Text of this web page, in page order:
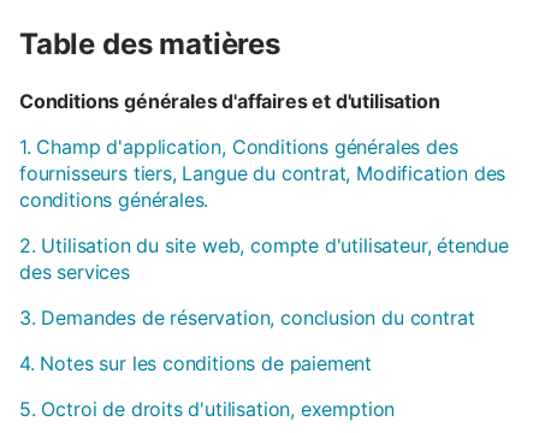
Table des matières
Conditions générales d'affaires et d'utilisation
1. Champ d'application, Conditions générales des
fournisseurs tiers, Langue du contrat, Modification des
conditions générales.
2. Utilisation du site web, compte d'utilisateur, étendue
des services
3. Demandes de réservation, conclusion du contrat
4. Notes sur les conditions de paiement
5. Octroi de droits d'utilisation, exemption